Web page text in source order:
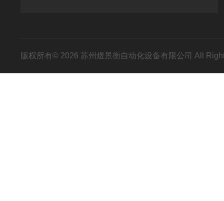
版权所有© 2026 苏州煜景衡自动化设备有限公司 All